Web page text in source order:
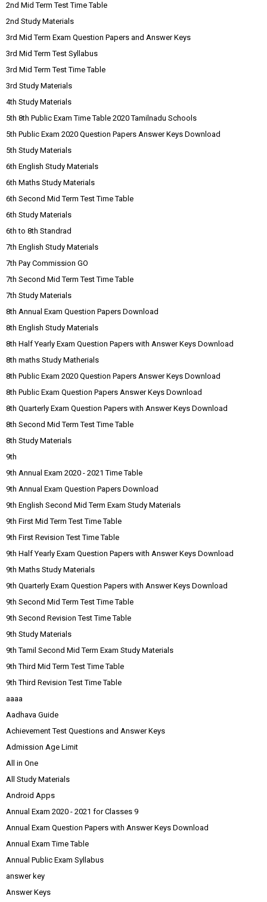
2nd Mid Term Test Time Table
2nd Study Materials
3rd Mid Term Exam Question Papers and Answer Keys
3rd Mid Term Test Syllabus
3rd Mid Term Test Time Table
3rd Study Materials
4th Study Materials
5th 8th Public Exam Time Table 2020 Tamilnadu Schools
5th Public Exam 2020 Question Papers Answer Keys Download
5th Study Materials
6th English Study Materials
6th Maths Study Materials
6th Second Mid Term Test Time Table
6th Study Materials
6th to 8th Standrad
7th English Study Materials
7th Pay Commission GO
7th Second Mid Term Test Time Table
7th Study Materials
8th Annual Exam Question Papers Download
8th English Study Materials
8th Half Yearly Exam Question Papers with Answer Keys Download
8th maths Study Matherials
8th Public Exam 2020 Question Papers Answer Keys Download
8th Public Exam Question Papers Answer Keys Download
8th Quarterly Exam Question Papers with Answer Keys Download
8th Second Mid Term Test Time Table
8th Study Materials
9th
9th Annual Exam 2020 - 2021 Time Table
9th Annual Exam Question Papers Download
9th English Second Mid Term Exam Study Materials
9th First Mid Term Test Time Table
9th First Revision Test Time Table
9th Half Yearly Exam Question Papers with Answer Keys Download
9th Maths Study Materials
9th Quarterly Exam Question Papers with Answer Keys Download
9th Second Mid Term Test Time Table
9th Second Revision Test Time Table
9th Study Materials
9th Tamil Second Mid Term Exam Study Materials
9th Third Mid Term Test Time Table
9th Third Revision Test Time Table
aaaa
Aadhava Guide
Achievement Test Questions and Answer Keys
Admission Age Limit
All in One
All Study Materials
Android Apps
Annual Exam 2020 - 2021 for Classes 9
Annual Exam Question Papers with Answer Keys Download
Annual Exam Time Table
Annual Public Exam Syllabus
answer key
Answer Keys